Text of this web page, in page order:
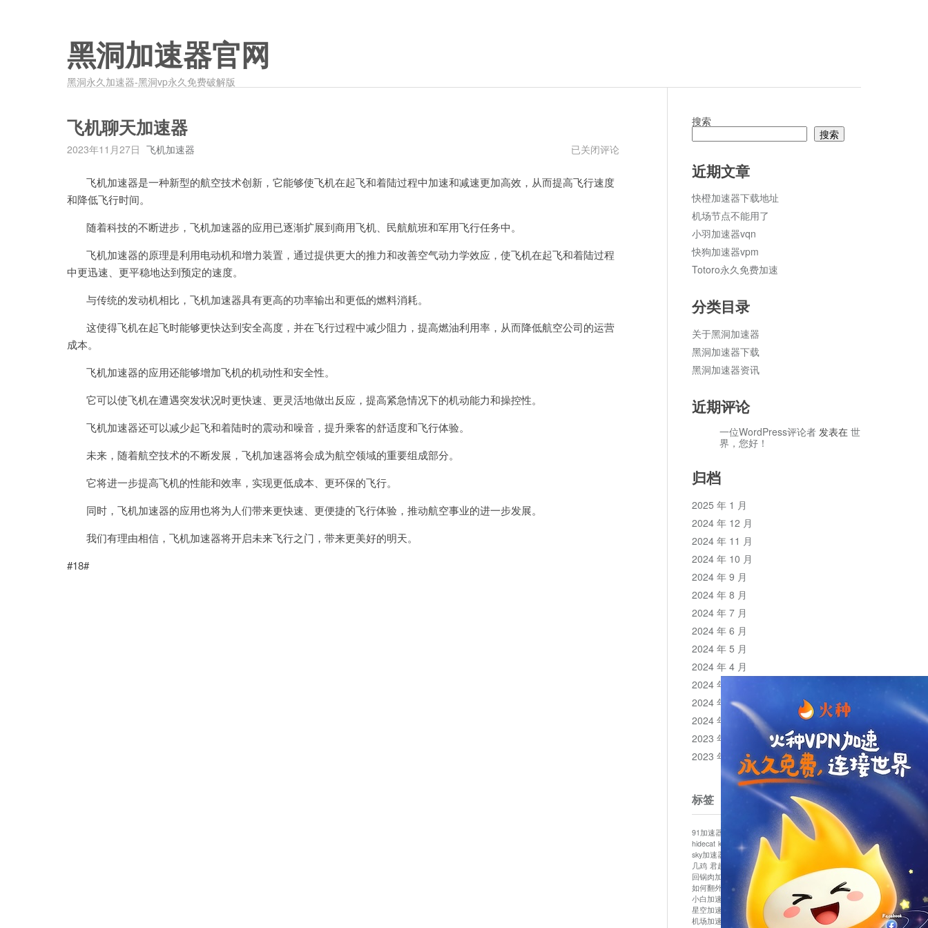
黑洞加速器官网
黑洞永久加速器-黑洞vp永久免费破解版
飞机聊天加速器
2023年11月27日 飞机加速器
飞
天
已关闭评论
飞机加速器是一种新型的航空技术创新，它能够使飞机在起飞和着陆过程中加速和减速更加高效，从而提高飞行速度
和降低飞行时间。
随着科技的不断进步，飞机加速器的应用已逐渐扩展到商用飞机、民航航班和军用飞行任务中。
飞机加速器的原理是利用电动机和增力装置，通过提供更大的推力和改善空气动力学效应，使飞机在起飞和着陆过程
中更迅速、更平稳地达到预定的速度。
与传统的发动机相比，飞机加速器具有更高的功率输出和更低的燃料消耗。
这使得飞机在起飞时能够更快达到安全高度，并在飞行过程中减少阻力，提高燃油利用率，从而降低航空公司的运营
成本。
飞机加速器的应用还能够增加飞机的机动性和安全性。
它可以使飞机在遭遇突发状况时更快速、更灵活地做出反应，提高紧急情况下的机动能力和操控性。
飞机加速器还可以减少起飞和着陆时的震动和噪音，提升乘客的舒适度和飞行体验。
未来，随着航空技术的不断发展，飞机加速器将会成为航空领域的重要组成部分。
它将进一步提高飞机的性能和效率，实现更低成本、更环保的飞行。
同时，飞机加速器的应用也将为人们带来更快速、更便捷的飞行体验，推动航空事业的进一步发展。
我们有理由相信，飞机加速器将开启未来飞行之门，带来更美好的明天。
#18#
搜索
搜索
近期文章
快橙加速器下载地址
机场节点不能用了
小羽加速器vqn
快狗加速器vpm
Totoro永久免费加速
分类目录
关于黑洞加速器
黑洞加速器下载
黑洞加速器资讯
近期评论
一位WordPress评论者 发表在 世
界，您好！
归档
2025 年 1 月
2024 年 12 月
2024 年 11 月
2024 年 10 月
2024 年 9 月
2024 年 8 月
2024 年 7 月
2024 年 6 月
2024 年 5 月
2024 年 4 月
2024 年 3 月
2024 年 2 月
2024 年 1 月
2023 年 12 月
2023 年 11 月
标签
91加速器 bluelayer加速器
clash节点
hidecat kuai500 panda加速器
plex加速器
sky加速器
telegram加速器 中信加速器
云梯加速器
几鸡 君越加速器 哔咔漫画加速器
唐师傅加速器
回锅肉加速器
坚果加速器 壹点加速器
如何翻外墙网站 小哈vp加速器
小火箭加速器
小白加速器
布谷vp加速器 心阶云 快连
星空加速器
最新版clash安卓下载
月光加速器
机场加速器
松果云 极快加速器
梯子加速器